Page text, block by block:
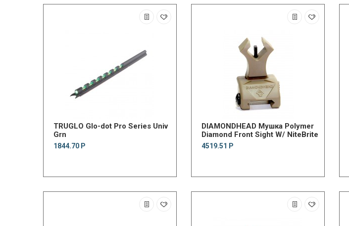
TRUGLO Glo-dot Pro Series Univ
Grn
1844.70 Р
DIAMONDHEAD Мушка Polymer
Diamond Front Sight W/ NiteBrite
4519.51 Р